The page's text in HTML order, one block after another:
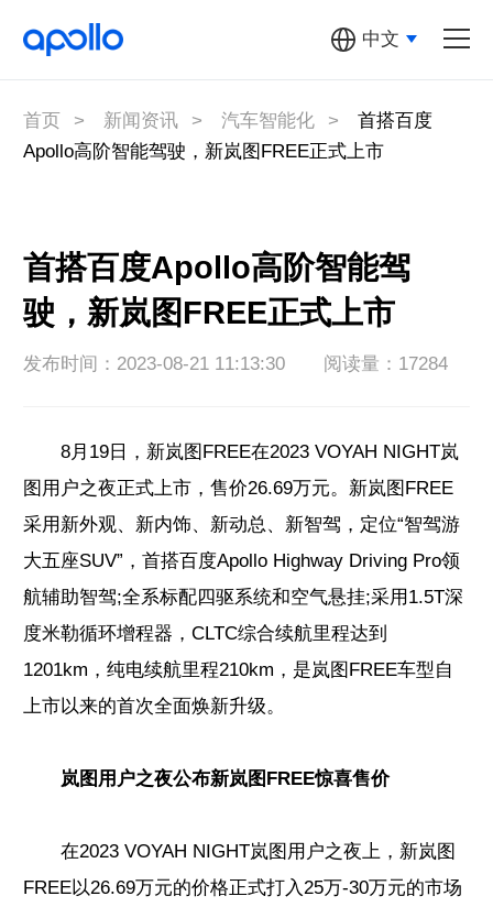
汽车机器人
萝卜快跑
平台
百度地图
关于Apollo
多元汽车机器人
中文
首页 > 新闻资讯 > 汽车智能化 >
首搭百度
Apollo高阶智能驾驶，新岚图FREE正式上市
首搭百度Apollo高阶智能驾
驶，新岚图FREE正式上市
发布时间：2023-08-21 11:13:30 阅读量：17284
8月19日，新岚图FREE在2023 VOYAH NIGHT岚
图用户之夜正式上市，售价26.69万元。新岚图FREE
采用新外观、新内饰、新动总、新智驾，定位“智驾游
大五座SUV”，首搭百度Apollo Highway Driving Pro领
航辅助智驾;全系标配四驱系统和空气悬挂;采用1.5T深
度米勒循环增程器，CLTC综合续航里程达到
1201km，纯电续航里程210km，是岚图FREE车型自
上市以来的首次全面焕新升级。
岚图用户之夜公布新岚图FREE惊喜售价
在2023 VOYAH NIGHT岚图用户之夜上，新岚图
FREE以26.69万元的价格正式打入25万-30万元的市场